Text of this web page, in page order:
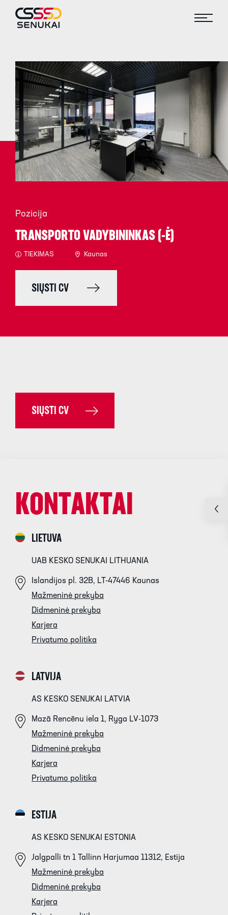
Pozicija
TRANSPORTO VADYBININKAS (-Ė)
TIEKIMAS Kaunas
SIŲSTI CV
SIŲSTI CV
KONTAKTAI
LIETUVA
UAB KESKO SENUKAI LITHUANIA
Islandijos pl. 32B, LT-47446 Kaunas
Mažmeninė prekyba
Didmeninė prekyba
Karjera
Privatumo politika
LATVIJA
AS KESKO SENUKAI LATVIA
Mazā Rencēnu iela 1, Ryga LV-1073
Mažmeninė prekyba
Didmeninė prekyba
Karjera
Privatumo politika
ESTIJA
AS KESKO SENUKAI ESTONIA
Jalgpalli tn 1 Tallinn Harjumaa 11312, Estija
Mažmeninė prekyba
Didmeninė prekyba
Karjera